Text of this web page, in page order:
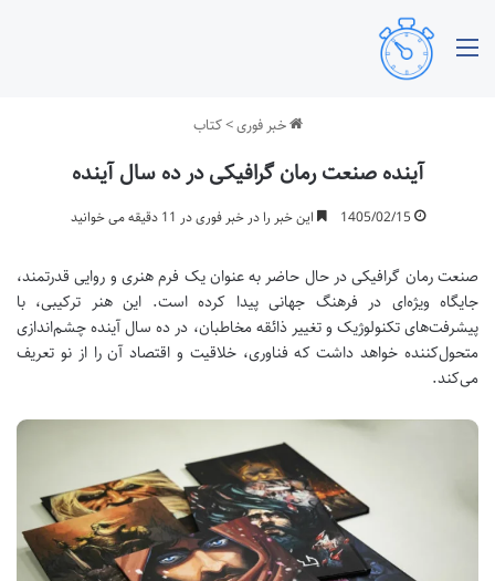
خبر فوری>کتاب
آینده صنعت رمان گرافیکی در ده سال آینده
1405/02/15 این خبر را در خبر فوری در 11 دقیقه می خوانید
صنعت رمان گرافیکی در حال حاضر به عنوان یک فرم هنری و روایی قدرتمند،
جایگاه ویژه‌ای در فرهنگ جهانی پیدا کرده است. این هنر ترکیبی، با
پیشرفت‌های تکنولوژیک و تغییر ذائقه مخاطبان، در ده سال آینده چشم‌اندازی
متحول‌کننده خواهد داشت که فناوری، خلاقیت و اقتصاد آن را از نو تعریف
می‌کند.